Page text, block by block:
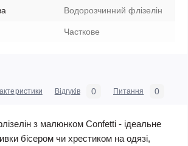
Водорозчинний флізелін
Часткове
Відгуків 0 Питання 0
з малюнком Confetti - ідеальне
бісером чи хрестиком на одязі,